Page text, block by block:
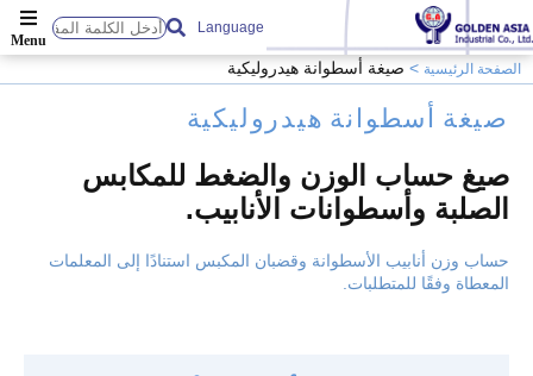
Language
الصفحة الرئيسية صيغة أسطوانة هيدروليكية
صيغة أسطوانة هيدروليكية
صيغ حساب الوزن والضغط للمكابس
الصلبة وأسطوانات الأنابيب.
حساب وزن أنابيب الأسطوانة وقضبان المكبس استنادًا إلى المعلمات
المعطاة وفقًا للمتطلبات.